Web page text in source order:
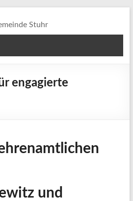
engagierte
und